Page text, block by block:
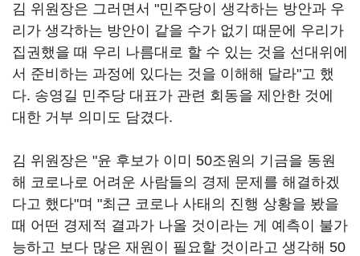
김 위원장은 그러면서 "민주당이 생각하는 방안과 우
리가 생각하는 방안이 같을 수가 없기 때문에 우리가
집권했을 때 우리 나름대로 할 수 있는 것을 선대위에
서 준비하는 과정에 있다는 것을 이해해 달라"고 했
다. 송영길 민주당 대표가 관련 회동을 제안한 것에
대한 거부 의미도 담겼다.
김 위원장은 "윤 후보가 이미 50조원의 기금을 동원
해 코로나로 어려운 사람들의 경제 문제를 해결하겠
다고 했다"며 "최근 코로나 사태의 진행 상황을 봤을
때 어떤 경제적 결과가 나올 것이라는 게 예측이 불가
능하고 보다 많은 재원이 필요할 것이라고 생각해 50